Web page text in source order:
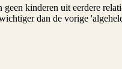
kinderen uit eerdere
dan de vorige